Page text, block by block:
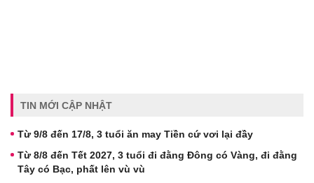
TIN MỚI CẬP NHẬT
Từ 9/8 đến 17/8, 3 tuổi ăn may Tiền cứ vơi lại đầy
Từ 8/8 đến Tết 2027, 3 tuổi đi đằng Đông có Vàng, đi đằng
Tây có Bạc, phất lên vù vù